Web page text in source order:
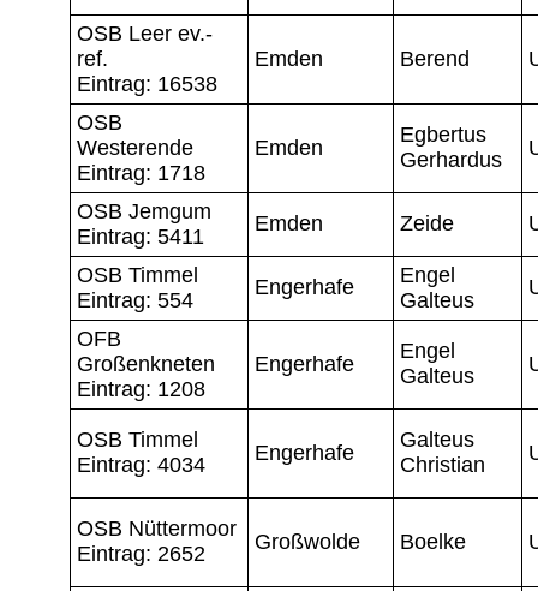
OSB Leer ev.-
ref.
Eintrag: 16538
Emden Berend
OSB
Westerende
Eintrag: 1718
Emden
Egbertus
Gerhardus
OSB Jemgum
Eintrag: 5411
Emden Zeide
OSB Timmel
Eintrag: 554
Engerhafe
Engel
Galteus
OFB
Großenkneten
Eintrag: 1208
Engerhafe
Engel
Galteus
OSB Timmel
Eintrag: 4034
Engerhafe
Galteus
Christian
OSB Nüttermoor
Eintrag: 2652
Großwolde Boelke